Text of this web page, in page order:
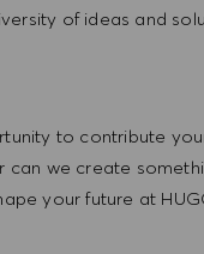
of ideas and
to contribute
we create
your future at